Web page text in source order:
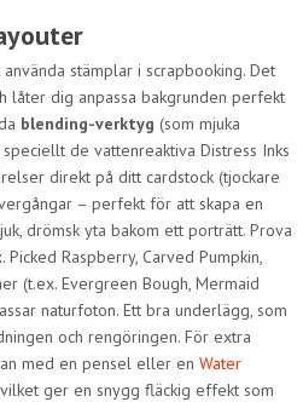
stämplar i scrapbooking. Det
låter dig anpassa bakgrunden perfekt
blending-verktyg (som mjuka
de vattenreaktiva Distress Inks
direkt på ditt cardstock (tjockare
– perfekt för att skapa en
drömsk yta bakom ett porträtt. Prova
Raspberry, Carved Pumpkin,
(t.ex. Evergreen Bough, Mermaid
naturfoton. Ett bra underlägg, som
och rengöringen. För extra
med en pensel eller en Water
ger en snygg fläckig effekt som